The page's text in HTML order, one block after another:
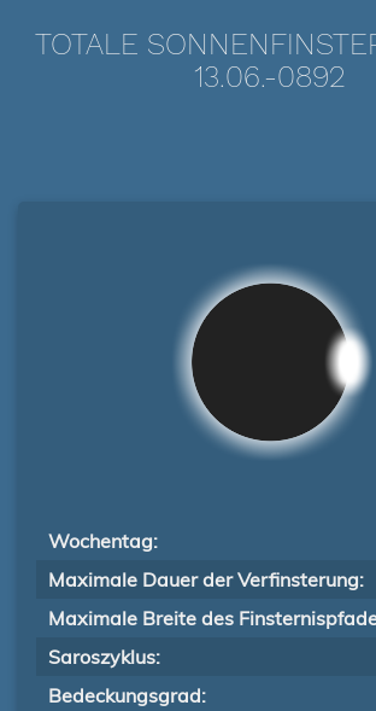
TOTALE
13.06.-0892
Wochentag:
Maximale Dauer der Verfinsterung:
Maximale Breite des
Saroszyklus:
Bedeckungsgrad: